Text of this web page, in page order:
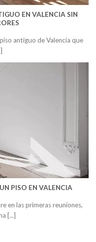
EN VALENCIA SIN
antiguo de Valencia que
PISO EN VALENCIA
en las primeras reuniones,
[...]